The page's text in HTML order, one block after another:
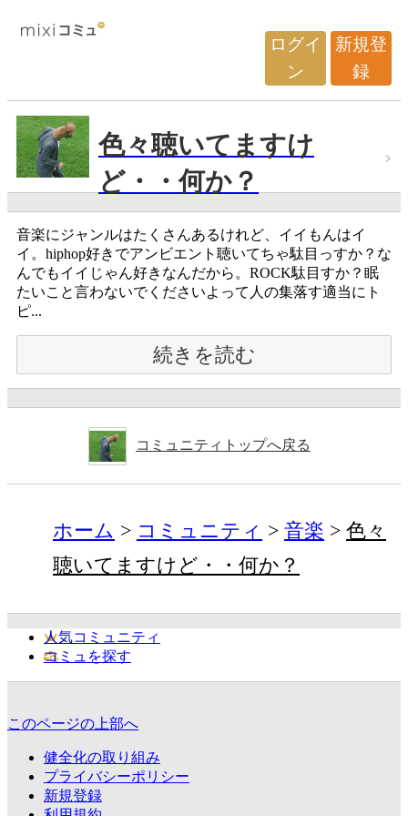
ログイ
ン
新規登
録
色々聴いてますけ
ど・・何か？
音楽にジャンルはたくさんあるけれど、イイもんはイ
イ。hiphop好きでアンビエント聴いてちゃ駄目っすか？な
んでもイイじゃん好きなんだから。ROCK駄目すか？眠
たいこと言わないでくださいよって人の集落す適当にト
ピ...
続きを読む
コミュニティトップへ戻る
ホーム コミュニティ 音楽
色々
聴いてますけど・・何か？
人気コミュニティ
コミュを探す
このページの上部へ
健全化の取り組み
プライバシーポリシー
新規登録